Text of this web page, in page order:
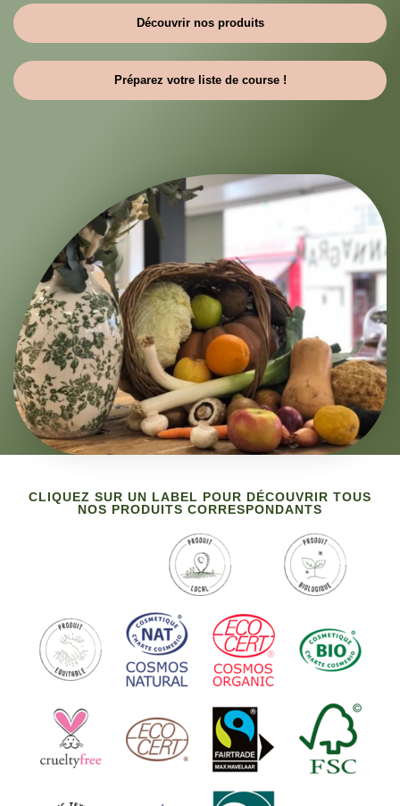
Découvrir nos produits
Préparez votre liste de course !
CLIQUEZ SUR UN LABEL POUR DÉCOUVRIR TOUS
NOS PRODUITS CORRESPONDANTS